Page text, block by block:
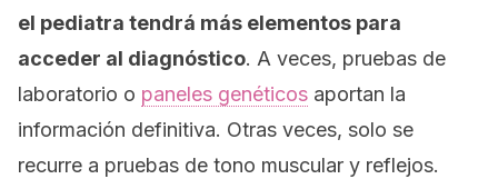
el pediatra tendrá más elementos para
acceder al diagnóstico. A veces, pruebas de
laboratorio o paneles genéticos aportan la
información definitiva. Otras veces, solo se
recurre a pruebas de tono muscular y reflejos.